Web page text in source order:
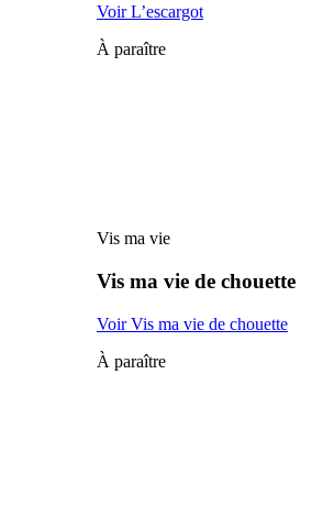
Voir L’escargot
À paraître
Vis ma vie
Vis ma vie de chouette
Voir Vis ma vie de chouette
À paraître